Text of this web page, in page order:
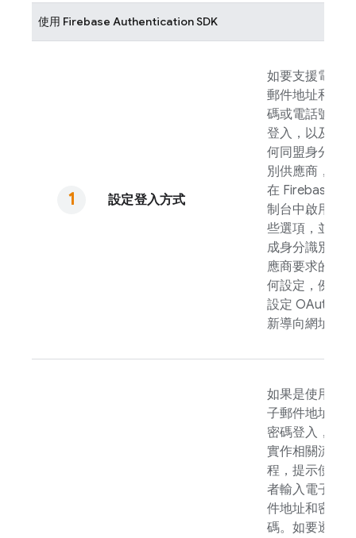
使用 Firebase AuthenticationSDK
設定登入方式
如要支援電子
郵件地址和密
碼或電話號碼
登入，以及任
何同盟身分識
別供應商，請
在 Firebase
制台中啟用這
些選項，並完
成身分識別供
應商要求的任
何設定，例如
設定 OAuth 重
新導向網址。
如果是使用電
子郵件地址和
密碼登入，請
實作相關流
程，提示使用
者輸入電子郵
件地址和密
碼。如要透過